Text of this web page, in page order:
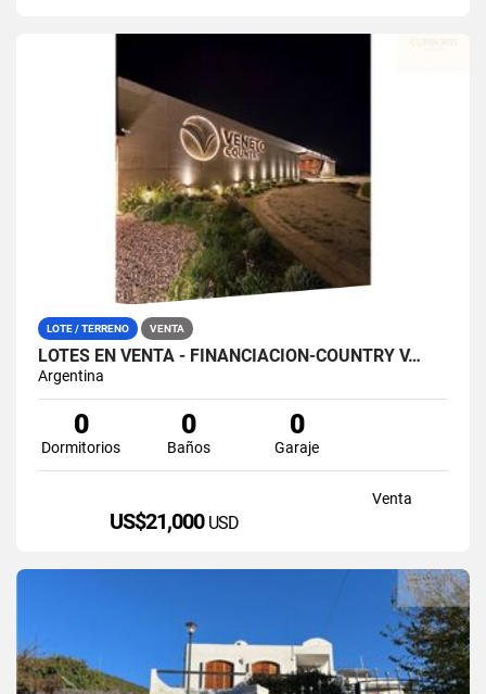
LOTE / TERRENO VENTA
LOTES EN VENTA - FINANCIACIÓN-COUNTRY V…
Argentina
0
Dormitorios
0
Baños
0
Garaje
Venta
US$21,000 USD